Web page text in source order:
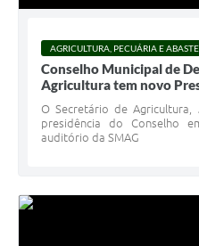
AGRICULTURA, PECUÁRIA E
Conselho Municipal de
Agricultura tem novo
O Secretário de
presidência do Conselho
auditório da SMAG